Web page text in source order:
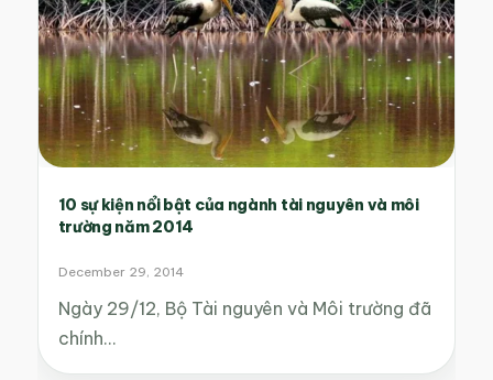
10 sự kiện nổi bật của ngành tài nguyên và môi
trường năm 2014
December 29, 2014
Ngày 29/12, Bộ Tài nguyên và Môi trường đã
chính…